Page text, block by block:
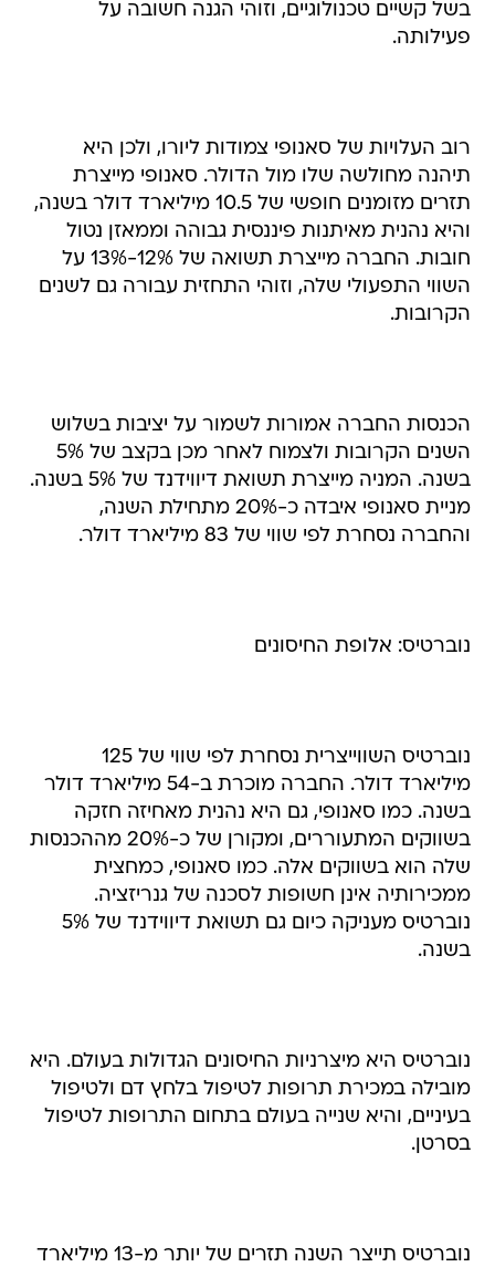
בשל קשיים טכנולוגיים, וזוהי הגנה חשובה על
פעילותה.
רוב העלויות של סאנופי צמודות ליורו, ולכן היא
תיהנה מחולשה שלו מול הדולר. סאנופי מייצרת
תזרים מזומנים חופשי של 10.5 מיליארד דולר בשנה,
והיא נהנית מאיתנות פיננסית גבוהה וממאזן נטול
חובות. החברה מייצרת תשואה של 12%-13% על
השווי התפעולי שלה, וזוהי התחזית עבורה גם לשנים
הקרובות.
הכנסות החברה אמורות לשמור על יציבות בשלוש
השנים הקרובות ולצמוח לאחר מכן בקצב של 5%
בשנה. המניה מייצרת תשואת דיווידנד של 5% בשנה.
מניית סאנופי איבדה כ-20% מתחילת השנה,
והחברה נסחרת לפי שווי של 83 מיליארד דולר.
נוברטיס: אלופת החיסונים
נוברטיס השווייצרית נסחרת לפי שווי של 125
מיליארד דולר. החברה מוכרת ב-54 מיליארד דולר
בשנה. כמו סאנופי, גם היא נהנית מאחיזה חזקה
בשווקים המתעוררים, ומקורן של כ-20% מההכנסות
שלה הוא בשווקים אלה. כמו סאנופי, כמחצית
ממכירותיה אינן חשופות לסכנה של גנריזציה.
נוברטיס מעניקה כיום גם תשואת דיווידנד של 5%
בשנה.
נוברטיס היא מיצרניות החיסונים הגדולות בעולם. היא
מובילה במכירת תרופות לטיפול בלחץ דם ולטיפול
בעיניים, והיא שנייה בעולם בתחום התרופות לטיפול
בסרטן.
נוברטיס תייצר השנה תזרים של יותר מ-13 מיליארד